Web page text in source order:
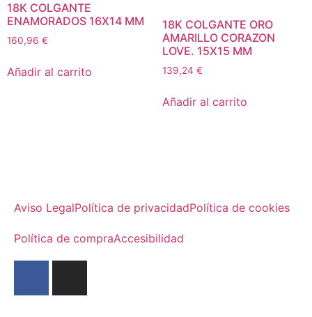
18K COLGANTE
ENAMORADOS 16X14 MM
160,96 €
Añadir al carrito
18K COLGANTE ORO
AMARILLO CORAZON
LOVE. 15X15 MM
139,24 €
Añadir al carrito
Aviso LegalPolítica de privacidadPolítica de cookies
Política de compraAccesibilidad